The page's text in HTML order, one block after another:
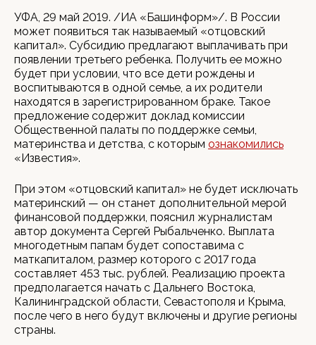
УФА, 29 май 2019. /ИА «Башинформ»/. В России
может появиться так называемый «отцовский
капитал». Субсидию предлагают выплачивать при
появлении третьего ребенка. Получить ее можно
будет при условии, что все дети рождены и
воспитываются в одной семье, а их родители
находятся в зарегистрированном браке. Такое
предложение содержит доклад комиссии
Общественной палаты по поддержке семьи,
материнства и детства, с которым ознакомились
«Известия».
При этом «отцовский капитал» не будет исключать
материнский — он станет дополнительной мерой
финансовой поддержки, пояснил журналистам
автор документа Сергей Рыбальченко. Выплата
многодетным папам будет сопоставима с
маткапиталом, размер которого с 2017 года
составляет 453 тыс. рублей. Реализацию проекта
предполагается начать с Дальнего Востока,
Калининградской области, Севастополя и Крыма,
после чего в него будут включены и другие регионы
страны.